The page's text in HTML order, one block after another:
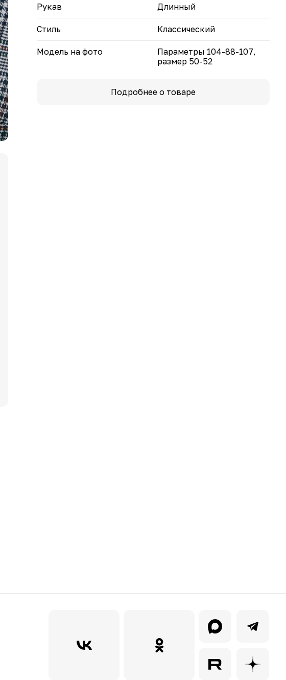
Рукав Длинный
Стиль Классический
Модель на фото
Параметры 104-88-107,
размер 50-52
Подробнее о товаре